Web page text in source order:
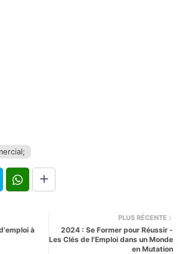
PLUS RÉCENTE
2024 : Se Former pour Réussir -
Les Clés de l'Emploi dans un Monde
en Mutation
à